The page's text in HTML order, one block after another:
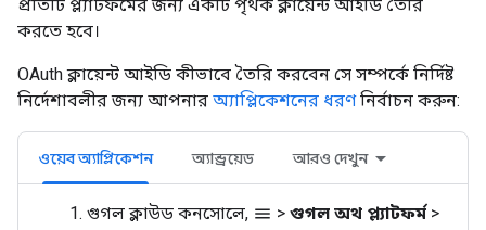
প্রতিটি প্ল্যাটফর্মের জন্য একটি পৃথক ক্লায়েন্ট আইডি তৈরি
করতে হবে।
OAuth ক্লায়েন্ট আইডি কীভাবে তৈরি করবেন সে সম্পর্কে নির্দিষ্ট
নির্দেশাবলীর জন্য আপনার অ্যাপ্লিকেশনের ধরণনির্বাচন করুন:
ওয়েব অ্যাপ্লিকেশন অ্যান্ড্রয়েড আরও দেখুন
গুগল ক্লাউড কনসোলে, menu > গুগল অথ প্ল্যাটফর্ম >